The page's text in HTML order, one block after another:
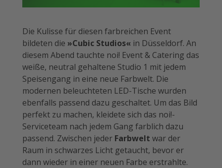
Die Kulisse für diesen farbreichen Event
bildeten die »Cubic Studios« in Düsseldorf. An
diesem Abend tauchte noi! Event & Catering das
weiße, neutral gehaltene Studio 1 mit jedem
Speisengang in eine neue Farbwelt. Die
modernen beleuchteten LED-Tische wurden
ebenfalls passend dazu geschaltet. Um das Bild
perfekt zu machen, kleidete sich das noi!-
Serviceteam nach jedem Gang farblich dazu
passend. Zwischen jeder Farbwelt war der
Raum in schwarzes Licht getaucht, bevor er
dann wieder in einer neuen Farbe erstrahlte.